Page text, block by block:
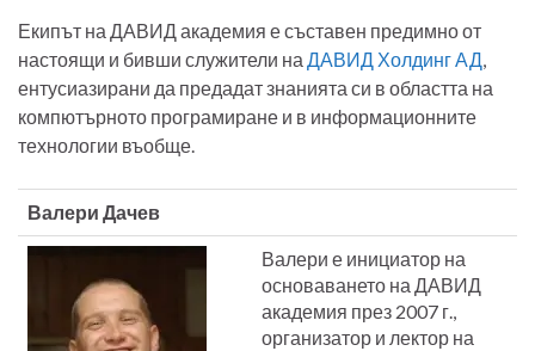
Екипът на ДАВИД академия е съставен предимно от
настоящи и бивши служители на ДАВИД Холдинг АД,
ентусиазирани да предадат знанията си в областта на
компютърното програмиране и в информационните
технологии въобще.
Валери Дачев
Валери е инициатор на
основаването на ДАВИД
академия през 2007 г.,
организатор и лектор на